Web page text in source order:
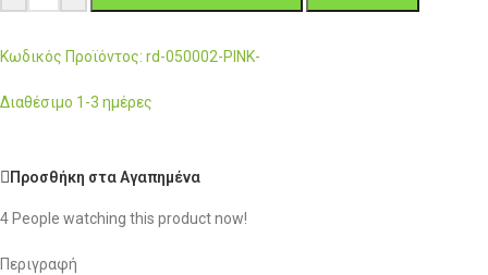
Κωδικός Προϊόντος: rd-050002-PINK-
Διαθέσιμο 1-3 ημέρες
Προσθήκη στα Αγαπημένα
4 People watching this product now!
Περιγραφή